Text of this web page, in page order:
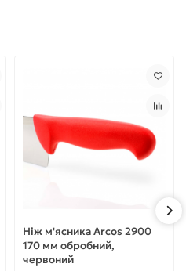
Ніж м'ясника Arcos 2900
170 мм обробний,
червоний